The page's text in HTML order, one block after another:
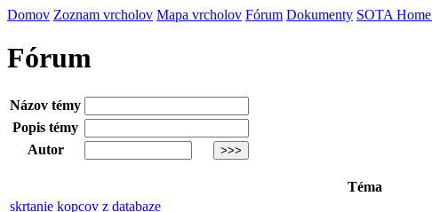
Domov Zoznam vrcholov Mapa vrcholov Fórum Dokumenty SOTA Home
Fórum
Názov témy
Popis témy
Autor
Téma
skrtanie kopcov z databaze